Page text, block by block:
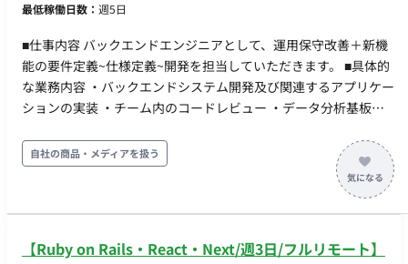
最低稼働日数： 週5日
■仕事内容 バックエンドエンジニアとして、運用保守改善＋新機
能の要件定義~仕様定義~開発を担当していただきます。 ■具体的
な業務内容 ・バックエンドシステム開発及び関連するアプリケー
ションの実装 ・チーム内のコードレビュー ・データ分析基板や
量データ処理による統計及びユーザ分析システムの開発 ・プロジ
ェクトチームのリード（企画側との仕様詰めや実装方針の決定な
23インチ*2）台支給。 ・利用技術： ・言語：
Echo,React.js,Next.jsRedux,Immutable.js ・DB:
自社の商品・メディアを扱う
【Ruby on Rails・React・Next/週3日/フルリモート】